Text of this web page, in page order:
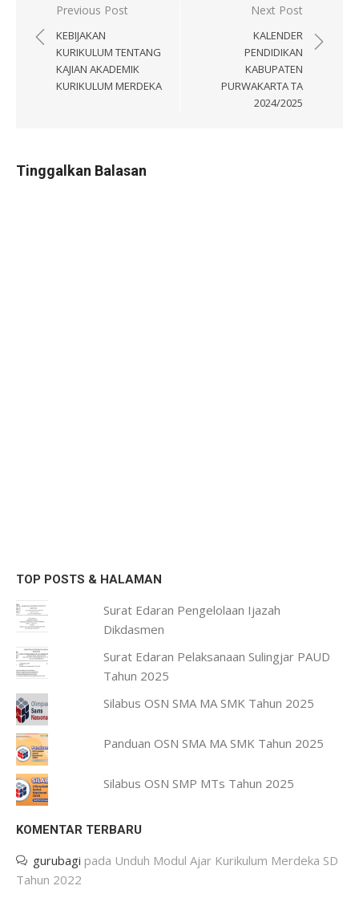
Navigasi
pos
Previous Post
KEBIJAKAN
KURIKULUM TENTANG
KAJIAN AKADEMIK
KURIKULUM MERDEKA
Next Post
KALENDER
PENDIDIKAN
KABUPATEN
PURWAKARTA TA
2024/2025
Tinggalkan Balasan
TOP POSTS & HALAMAN
Surat Edaran Pengelolaan Ijazah
Dikdasmen
Surat Edaran Pelaksanaan Sulingjar PAUD
Tahun 2025
Silabus OSN SMA MA SMK Tahun 2025
Panduan OSN SMA MA SMK Tahun 2025
Silabus OSN SMP MTs Tahun 2025
KOMENTAR TERBARU
gurubagi pada Unduh Modul Ajar Kurikulum Merdeka SD
Tahun 2022